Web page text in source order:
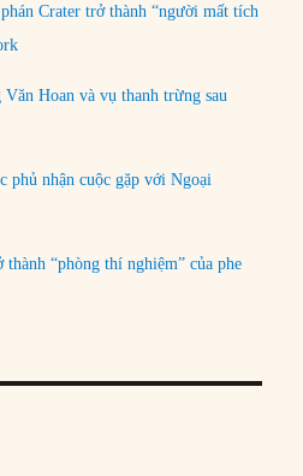
Crater trở thành “người mất tích
Văn Hoan và vụ thanh trừng sau
phủ nhận cuộc gặp với Ngoại
“phòng thí nghiệm” của phe